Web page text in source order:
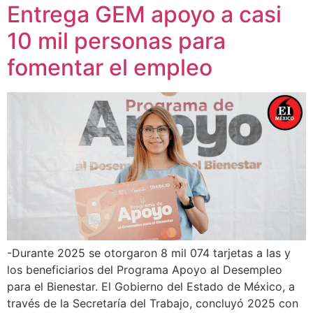
Entrega GEM apoyo a casi
10 mil personas para
fomentar el empleo
-Durante 2025 se otorgaron 8 mil 074 tarjetas a las y
los beneficiarios del Programa Apoyo al Desempleo
para el Bienestar. El Gobierno del Estado de México, a
través de la Secretaría del Trabajo, concluyó 2025 con